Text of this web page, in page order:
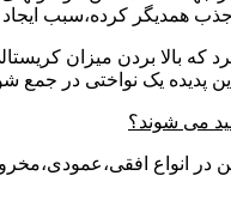
همدیگر کرده،سبب
که بالا بردن میزان
پدیده یک نواختی در جمع
می شوند؟
انواع